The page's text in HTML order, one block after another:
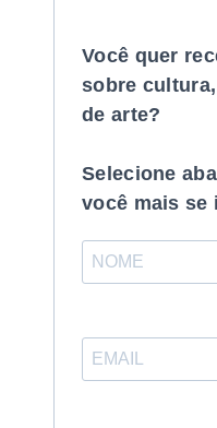
Você quer
sobre
de arte?
Selecione
você mais se